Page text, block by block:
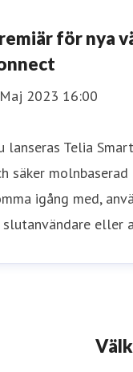
för nya
2023 16:00
lanseras Telia
säker
igång med,
slutanvändare eller